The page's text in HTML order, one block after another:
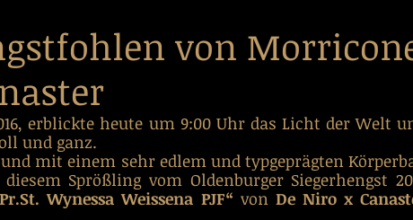
von
erblickte heute um 9:00 Uhr das Licht der Welt
und ganz.
mit einem sehr edlem und typgeprägten
Wynessa Weissena PJF“ von De Niro x